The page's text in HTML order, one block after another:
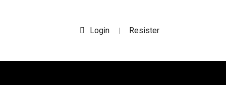
Login | Resister